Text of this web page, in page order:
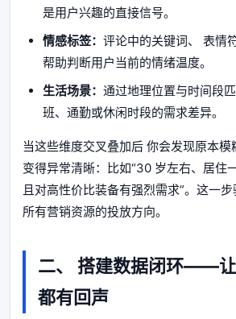
是用户兴趣的直接信号。
情感标签： 评论中的关键词、 表情
帮助判断用户当前的情绪温度。
生活场景： 通过地理位置与时间段
班、通勤或休闲时段的需求差异。
当这些维度交叉叠加后 你会发现原本
变得异常清晰：比如“30 岁左右、居住
且对高性价比装备有强烈需求”。这一
所有营销资源的投放方向。
二、 搭建数据闭环——
都有回声